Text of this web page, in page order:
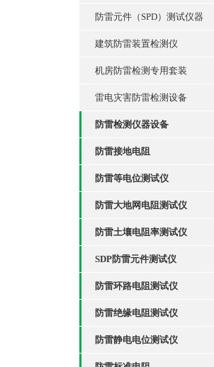
防雷元件（SPD）测试仪器
建筑防雷装置检测仪
机房防雷检测专用套装
雷电灾害防雷检测设备
防雷检测仪器设备
防雷接地电阻
防雷等电位测试仪
防雷大地网电阻测试仪
防雷土壤电阻率测试仪
SDP防雷元件测试仪
防雷环路电阻测试仪
防雷绝缘电阻测试仪
防雷静电电位测试仪